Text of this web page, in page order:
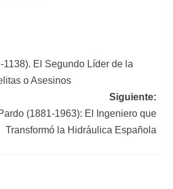
1138). El Segundo Líder de la
o Asesinos
Siguiente:
(1881-1963): El Ingeniero que
Transformó la Hidráulica Española